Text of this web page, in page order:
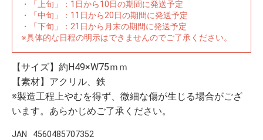
・「上旬」：1日から10日の期間に発送予定
・「中旬」：11日から20日の期間に発送予定
・「下旬」：21日から月末の期間に発送予定
※具体的な日程の明示はできませんのでご了承ください。
【サイズ】約H49×W75ｍｍ
【素材】アクリル、鉄
※製造工程上やむを得ず、微細な傷が生じる場合がござ
います。あらかじめご了承ください。
JAN 4560485707352
イラストレ
ーター
アダルトグ
ッズ